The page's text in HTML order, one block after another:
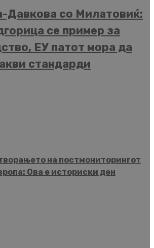
Давкова со Милатовиќ:
се пример за
ЕУ патот мора да
стандарди
на постмониторингот
Ова е историски ден